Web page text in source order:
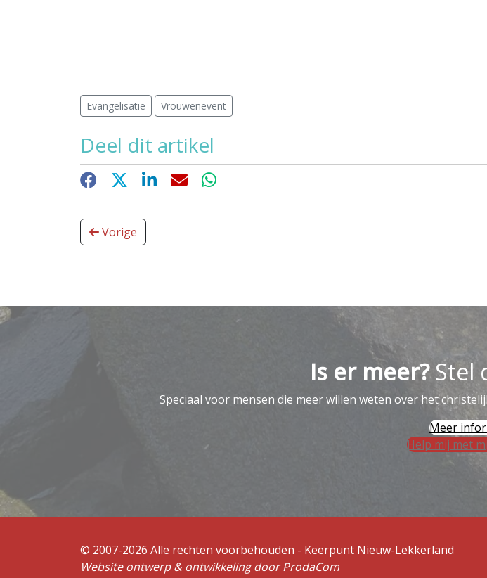
Evangelisatie Vrouwenevent
Deel dit artikel
Facebook LinkedInE-mailWhatsApp
Vorige
Is er meer?Stel
Speciaal voor mensen die meer willen weten over het
Meer
Help mij met
© 2007-2026 Alle rechten voorbehouden - Keerpunt Nieuw-Lekkerland
Website ontwerp & ontwikkeling doorProdaCom